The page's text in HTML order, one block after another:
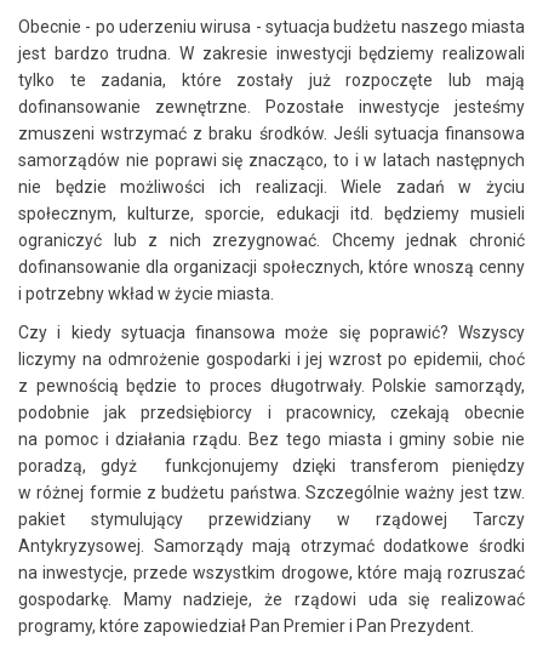
Obecnie - po uderzeniu wirusa - sytuacja budżetu naszego miasta
jest bardzo trudna. W zakresie inwestycji będziemy realizowali
tylko te zadania, które zostały już rozpoczęte lub mają
dofinansowanie zewnętrzne. Pozostałe inwestycje jesteśmy
zmuszeni wstrzymać z braku środków. Jeśli sytuacja finansowa
samorządów nie poprawi się znacząco, to i w latach następnych
nie będzie możliwości ich realizacji. Wiele zadań w życiu
społecznym, kulturze, sporcie, edukacji itd. będziemy musieli
ograniczyć lub z nich zrezygnować. Chcemy jednak chronić
dofinansowanie dla organizacji społecznych, które wnoszą cenny
i potrzebny wkład w życie miasta.
Czy i kiedy sytuacja finansowa może się poprawić? Wszyscy
liczymy na odmrożenie gospodarki i jej wzrost po epidemii, choć
z pewnością będzie to proces długotrwały. Polskie samorządy,
podobnie jak przedsiębiorcy i pracownicy, czekają obecnie
na pomoc i działania rządu. Bez tego miasta i gminy sobie nie
poradzą, gdyż funkcjonujemy dzięki transferom pieniędzy
w różnej formie z budżetu państwa. Szczególnie ważny jest tzw.
pakiet stymulujący przewidziany w rządowej Tarczy
Antykryzysowej. Samorządy mają otrzymać dodatkowe środki
na inwestycje, przede wszystkim drogowe, które mają rozruszać
gospodarkę. Mamy nadzieje, że rządowi uda się realizować
programy, które zapowiedział Pan Premier i Pan Prezydent.